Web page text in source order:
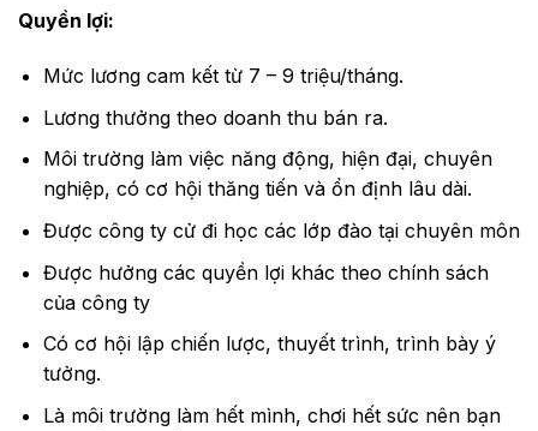
Quyền lợi:
Mức lương cam kết từ 7 – 9 triệu/tháng.
Lương thưởng theo doanh thu bán ra.
Môi trường làm việc năng động, hiện đại, chuyên
nghiệp, có cơ hội thăng tiến và ổn định lâu dài.
Được công ty cử đi học các lớp đào tại chuyên môn
Được hưởng các quyền lợi khác theo chính sách
của công ty
Có cơ hội lập chiến lược, thuyết trình, trình bày ý
tưởng.
Là môi trường làm hết mình, chơi hết sức nên bạn